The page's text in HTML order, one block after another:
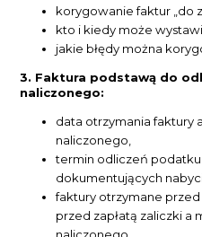
korygowanie faktur „do
kto i kiedy może
jakie błędy można
3. Faktura podstawą do
naliczonego:
data otrzymania faktury
naliczonego,
termin odliczeń
dokumentujących
faktury otrzymane
przed zapłatą zaliczki